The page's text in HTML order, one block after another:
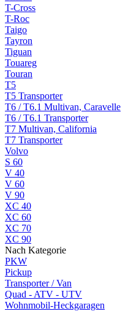
T-Cross
T-Roc
Taigo
Tayron
Tiguan
Touareg
Touran
T5
T5 Transporter
T6 / T6.1 Multivan, Caravelle
T6 / T6.1 Transporter
T7 Multivan, California
T7 Transporter
Volvo
S 60
V 40
V 60
V 90
XC 40
XC 60
XC 70
XC 90
Nach Kategorie
PKW
Pickup
Transporter / Van
Quad - ATV - UTV
Wohnmobil-Heckgaragen